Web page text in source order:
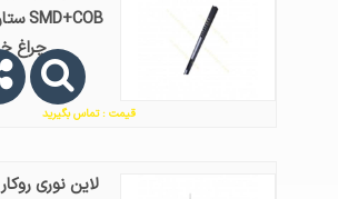
چراغ
قیمت : تماس بگیرید